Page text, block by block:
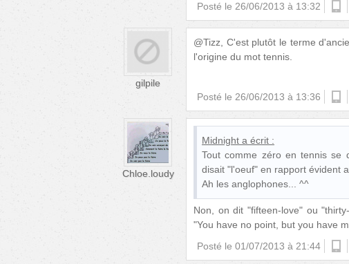
Posté le 26/06/2013 à 13:32
gilpile
@Tizz, C'est plutôt le terme
l'origine du mot tennis.
Posté le 26/06/2013 à 13:36
Chloe.loudy
Midnight a écrit :
Tout comme zéro en tennis se
disait "l'oeuf" en rapport évident
Ah les anglophones... ^^
Non, on dit "fifteen-love" ou
"You have no point, but you have
Posté le 01/07/2013 à 21:44